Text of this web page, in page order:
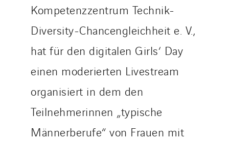
Kompetenzzentrum Technik-
Diversity-Chancengleichheit e. V.,
hat für den digitalen Girls‘ Day
einen moderierten Livestream
organisiert in dem den
Teilnehmerinnen „typische
Männerberufe“ von Frauen mit
Italy
Morocco
Netherlands
Nordic countries
Norway
Poland
Portugal
Romania
Slovakia